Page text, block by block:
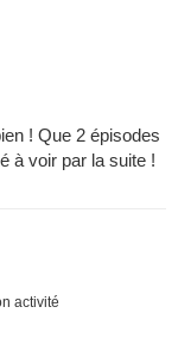
! Que 2 épisodes
à voir par la suite !
activité